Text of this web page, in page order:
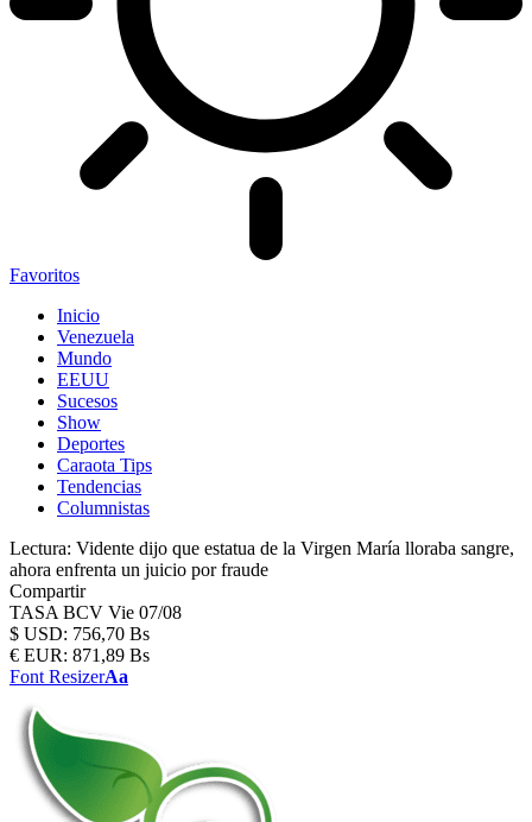
Favoritos
Inicio
Venezuela
Mundo
EEUU
Sucesos
Show
Deportes
Caraota Tips
Tendencias
Columnistas
Lectura: Vidente dijo que estatua de la Virgen María lloraba sangre,
ahora enfrenta un juicio por fraude
Compartir
TASA BCV Vie 07/08
$ USD: 756,70 Bs
€ EUR: 871,89 Bs
Font ResizerAa